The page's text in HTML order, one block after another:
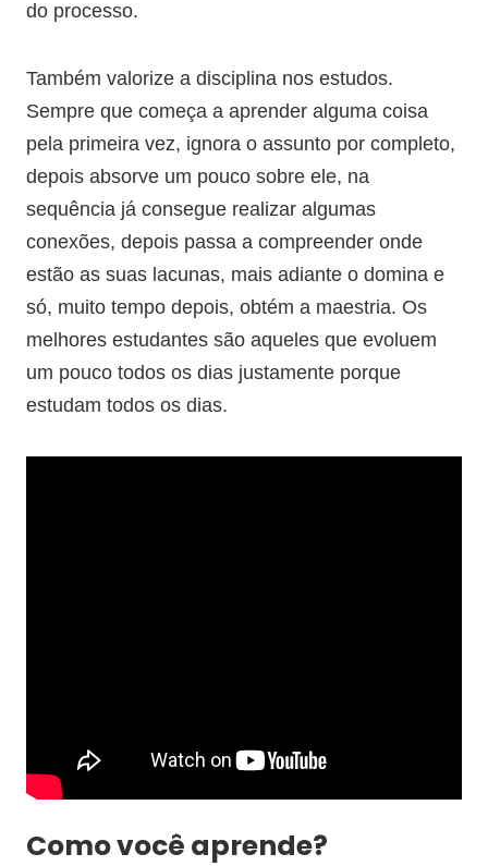
do processo.
Também valorize a disciplina nos estudos.
Sempre que começa a aprender alguma coisa
pela primeira vez, ignora o assunto por completo,
depois absorve um pouco sobre ele, na
sequência já consegue realizar algumas
conexões, depois passa a compreender onde
estão as suas lacunas, mais adiante o domina e
só, muito tempo depois, obtém a maestria. Os
melhores estudantes são aqueles que evoluem
um pouco todos os dias justamente porque
estudam todos os dias.
Como você aprende?